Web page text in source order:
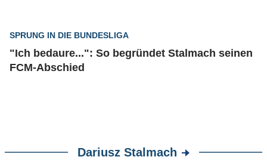
SPRUNG IN DIE BUNDESLIGA
"Ich bedaure...": So begründet Stalmach seinen
FCM-Abschied
Dariusz Stalmach